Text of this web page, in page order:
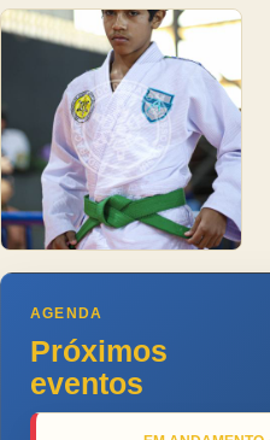
AGENDA
Próximos
eventos